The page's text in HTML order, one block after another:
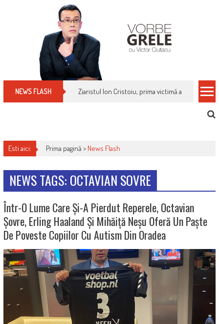
NEWS FLASH Ziaristul Ion Cristoiu, prima victimă a noi
Esti aici: Prima pagină > News Flash
NEWS TAGS: OCTAVIAN SOVRE
Într-O Lume Care Și-A Pierdut Reperele, Octavian
Șovre, Erling Haaland Și Mihăiță Neșu Oferă Un Paște
De Poveste Copiilor Cu Autism Din Oradea